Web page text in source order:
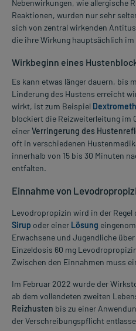
Nebenwirkungen, wie allergische
Reaktionen, wurden nur sehr
sich von zentral wirkenden
die ihre Wirkung hauptsächlich
Wirkbeginn eines
Es kann etwas länger dauern, bis
Linderung des Hustens erreicht
wirkt, ist zum Beispiel
blockiert die Reizweiterleitung im
einerVerringerung des
oft in verschiedenen
innerhalb von 15 bis 30 Minuten
entfalten.
Einnahme von
Levodropropizin wird in der Regel
Sirup oder einer Lösung
Erwachsene und Jugendliche
Einzeldosis 60 mg
Zwischen den Einnahmen muss
Im Februar 2022 wurde der
ab dem vollendeten zweiten
Reizhusten bis zu einer
der Verschreibungspflicht